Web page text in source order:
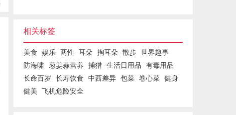
相关标签
美食 娱乐 两性 耳朵 掏耳朵 散步 世界趣事
防海啸 葱姜蒜营养 捕猎 生活日用品 有毒用品
长命百岁 长寿饮食 中西差异 包菜 卷心菜 健身
健美 飞机危险安全